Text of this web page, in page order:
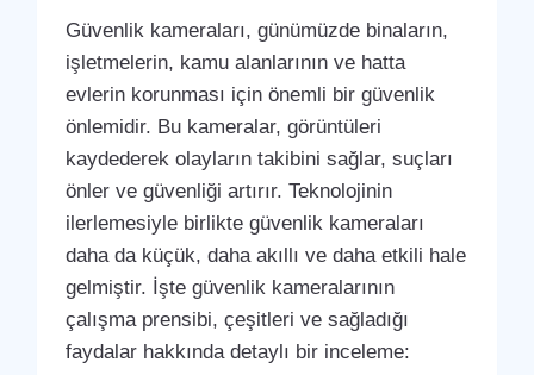
Güvenlik kameraları, günümüzde binaların,
işletmelerin, kamu alanlarının ve hatta
evlerin korunması için önemli bir güvenlik
önlemidir. Bu kameralar, görüntüleri
kaydederek olayların takibini sağlar, suçları
önler ve güvenliği artırır. Teknolojinin
ilerlemesiyle birlikte güvenlik kameraları
daha da küçük, daha akıllı ve daha etkili hale
gelmiştir. İşte güvenlik kameralarının
çalışma prensibi, çeşitleri ve sağladığı
faydalar hakkında detaylı bir inceleme: